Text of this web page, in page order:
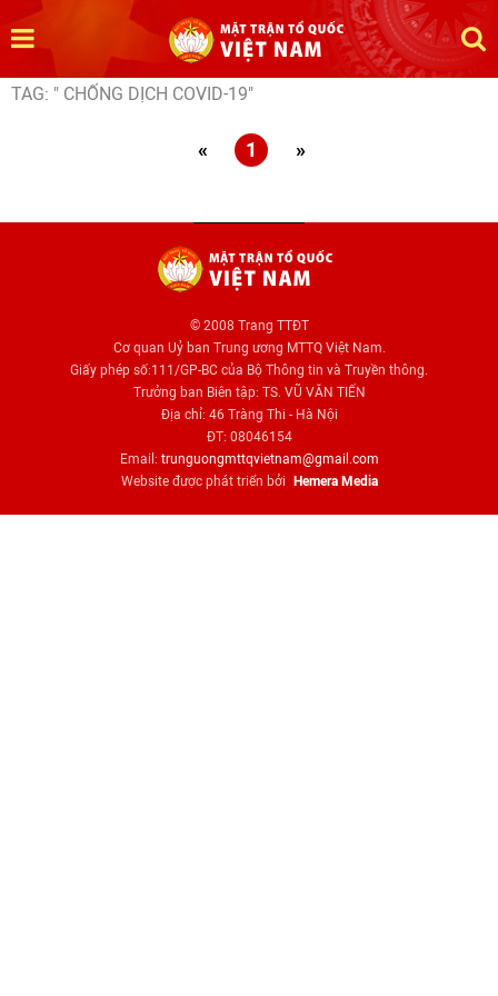
TAG: " CHỐNG DỊCH COVID-19"
« 1 »
© 2008 Trang TTĐT
Cơ quan Uỷ ban Trung ương MTTQ Việt Nam.
Giấy phép số:111/GP-BC của Bộ Thông tin và Truyền thông.
Trưởng ban Biên tập: TS. VŨ VĂN TIẾN
Địa chỉ: 46 Tràng Thi - Hà Nội
ĐT: 08046154
Email: trunguongmttqvietnam@gmail.com
Website được phát triển bởi
Hemera Media